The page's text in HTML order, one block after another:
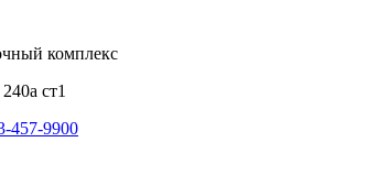
комплекс
ст1
457-9900